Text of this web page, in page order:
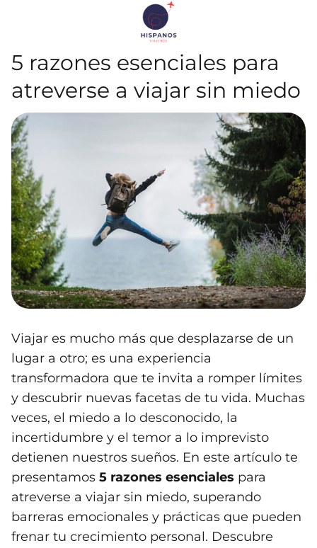
5 razones esenciales para
atreverse a viajar sin miedo
Viajar es mucho más que desplazarse de un
lugar a otro; es una experiencia
transformadora que te invita a romper límites
y descubrir nuevas facetas de tu vida. Muchas
veces, el miedo a lo desconocido, la
incertidumbre y el temor a lo imprevisto
detienen nuestros sueños. En este artículo te
presentamos 5 razones esenciales para
atreverse a viajar sin miedo, superando
barreras emocionales y prácticas que pueden
frenar tu crecimiento personal. Descubre